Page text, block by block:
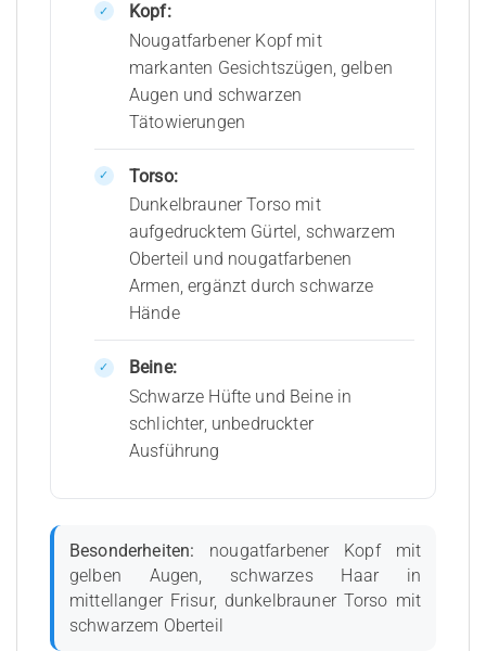
Kopf:
Nougatfarbener Kopf mit
markanten Gesichtszügen, gelben
Augen und schwarzen
Tätowierungen
Torso:
Dunkelbrauner Torso mit
aufgedrucktem Gürtel, schwarzem
Oberteil und nougatfarbenen
Armen, ergänzt durch schwarze
Hände
Beine:
Schwarze Hüfte und Beine in
schlichter, unbedruckter
Ausführung
Besonderheiten: nougatfarbener Kopf mit
gelben Augen, schwarzes Haar in
mittellanger Frisur, dunkelbrauner Torso mit
schwarzem Oberteil